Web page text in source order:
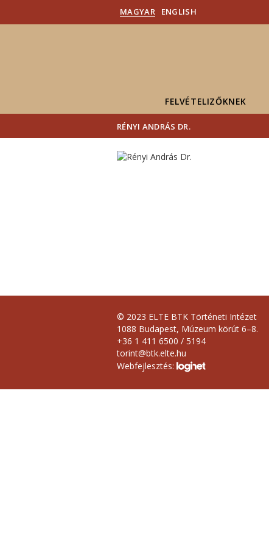
MAGYAR ENGLISH
FELVÉTELIZŐKNEK
RÉNYI ANDRÁS DR.
© 2023 ELTE BTK Történeti Intézet
1088 Budapest, Múzeum körút 6–8.
+36 1 411 6500 / 5194
torint@btk.elte.hu
Webfejlesztés: